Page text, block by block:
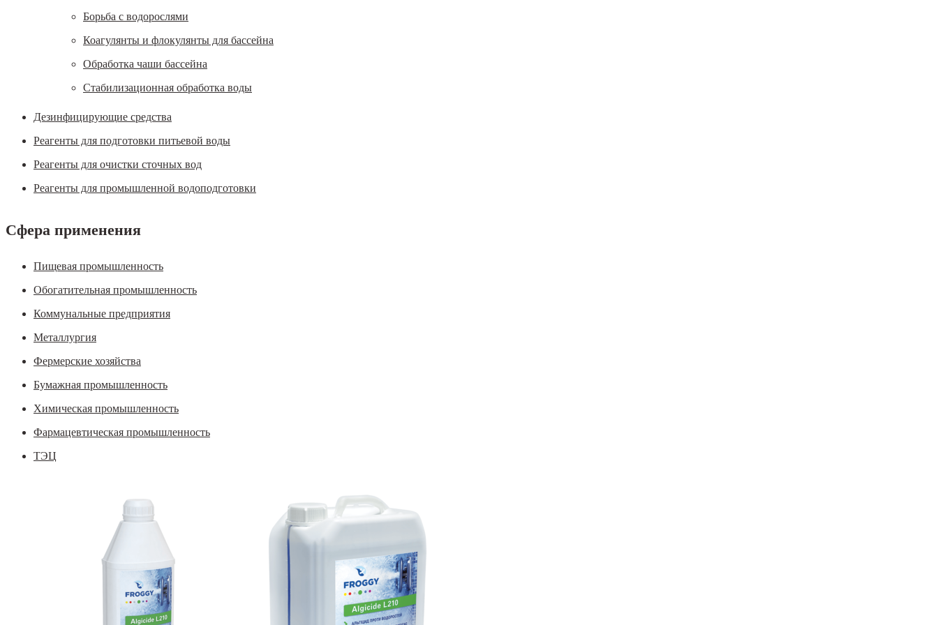
Борьба с водорослями
Коагулянты и флокулянты для бассейна
Обработка чаши бассейна
Стабилизационная обработка воды
Дезинфицирующие средства
Реагенты для подготовки питьевой воды
Реагенты для очистки сточных вод
Реагенты для промышленной водоподготовки
Сфера применения
Пищевая промышленность
Обогатительная промышленность
Коммунальные предприятия
Металлургия
Фермерские хозяйства
Бумажная промышленность
Химическая промышленность
Фармацевтическая промышленность
ТЭЦ